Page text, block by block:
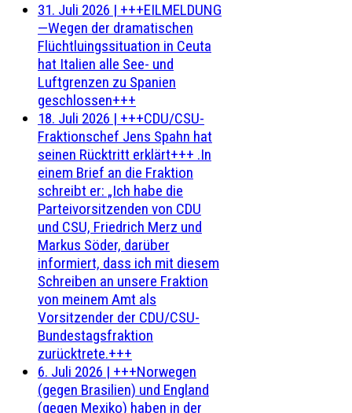
31. Juli 2026 | +++EILMELDUNG
—Wegen der dramatischen
Flüchtluingssituation in Ceuta
hat Italien alle See- und
Luftgrenzen zu Spanien
geschlossen+++
18. Juli 2026 | +++CDU/CSU-
Fraktionschef Jens Spahn hat
seinen Rücktritt erklärt+++ .In
einem Brief an die Fraktion
schreibt er: „Ich habe die
Parteivorsitzenden von CDU
und CSU, Friedrich Merz und
Markus Söder, darüber
informiert, dass ich mit diesem
Schreiben an unsere Fraktion
von meinem Amt als
Vorsitzender der CDU/CSU-
Bundestagsfraktion
zurücktrete.+++
6. Juli 2026 | +++Norwegen
(gegen Brasilien) und England
(gegen Mexiko) haben in der